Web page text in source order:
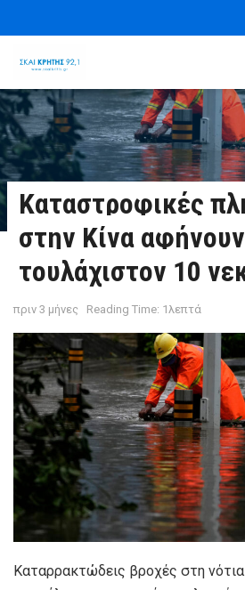
Καταστροφικές
στην Κίνα
τουλάχιστον 10
πριν 3 μήνες Reading Time: 1λεπτά
Καταρρακτώδεις βροχές στη νότια